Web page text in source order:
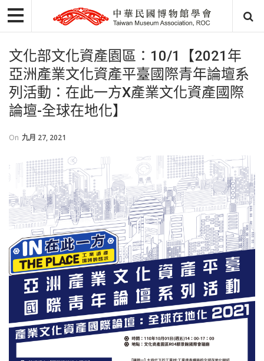
文化部文化資產園區：10/1【2021年
亞洲產業文化資產平臺國際青年論壇系
列活動：在此一方X產業文化資產國際
論壇-全球在地化】
On 九月 27, 2021